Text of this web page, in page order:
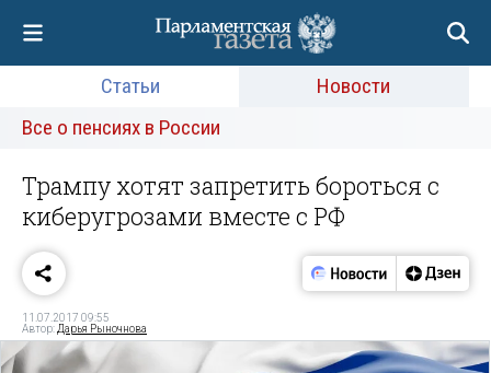
Статьи
Новости
Все о пенсиях в России
Трампу хотят запретить бороться с
киберугрозами вместе с РФ
11.07.2017 09:55
Автор: Дарья Рыночнова